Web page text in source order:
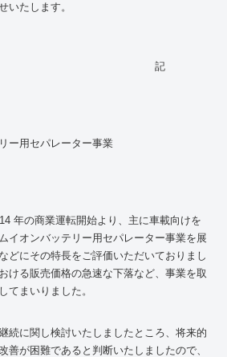
いたします。
ー用セパレーター事業
年の商業運転開始より、主に車載向けを
イオンバッテリー用セパレーター事業を展
どにその特長をご評価いただいておりまし
ける販売価格の急速な下落など、事業を取
てまいりました。
続に関し検討いたしましたところ、将来的
善が困難であると判断いたしましたので、